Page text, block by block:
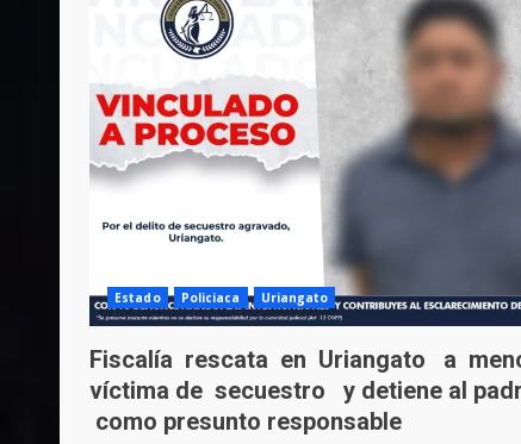
Estado Policiaca Uriangato
Fiscalía rescata en Uriangato a
víctima de secuestro y detiene al
como presunto responsable